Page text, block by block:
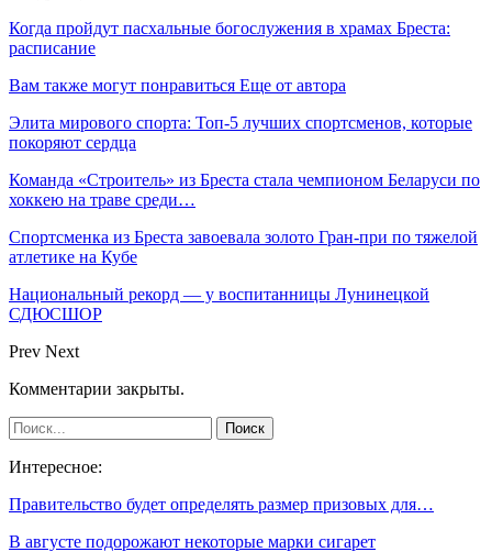
Когда пройдут пасхальные богослужения в храмах Бреста:
расписание
Вам также могут понравиться Еще от автора
Элита мирового спорта: Топ-5 лучших спортсменов, которые
покоряют сердца
Команда «Строитель» из Бреста стала чемпионом Беларуси по
хоккею на траве среди…
Спортсменка из Бреста завоевала золото Гран-при по тяжелой
атлетике на Кубе
Национальный рекорд — у воспитанницы Лунинецкой
СДЮСШОР
Prev Next
Комментарии закрыты.
Интересное:
Правительство будет определять размер призовых для…
В августе подорожают некоторые марки сигарет